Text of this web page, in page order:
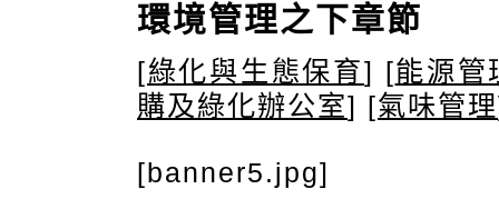
環境管理之下章節
[綠化與生態保育] [能源管
購及綠化辦公室] [氣味管理
[banner5.jpg]